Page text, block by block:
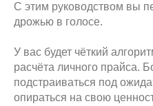
С этим руководством вы
дрожью в голосе.
У вас будет чёткий
расчёта личного прайса.
подстраиваться под
опираться на свою